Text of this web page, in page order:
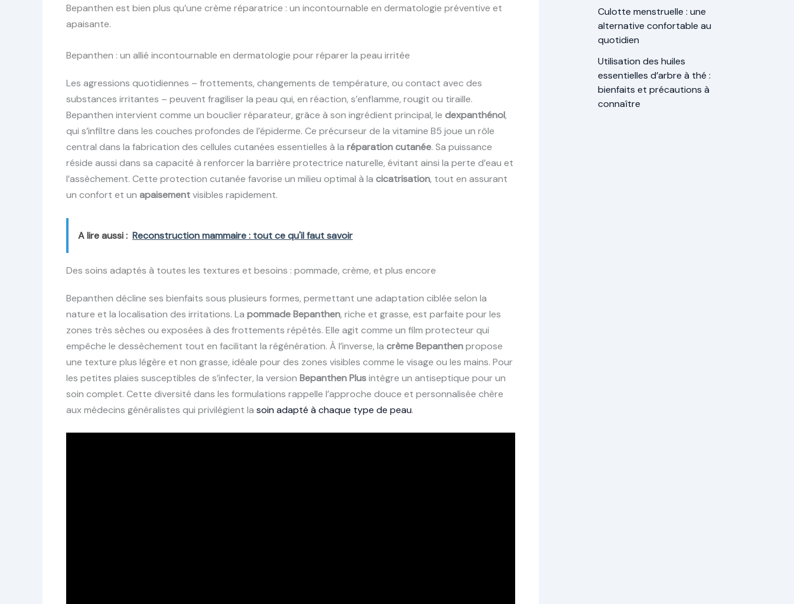
Bepanthen est bien plus qu’une crème réparatrice : un incontournable en dermatologie préventive et
apaisante.
Bepanthen : un allié incontournable en dermatologie pour réparer la peau irritée
Les agressions quotidiennes – frottements, changements de température, ou contact avec des
substances irritantes – peuvent fragiliser la peau qui, en réaction, s’enflamme, rougit ou tiraille.
Bepanthen intervient comme un bouclier réparateur, grâce à son ingrédient principal, le dexpanthénol,
qui s’infiltre dans les couches profondes de l’épiderme. Ce précurseur de la vitamine B5 joue un rôle
central dans la fabrication des cellules cutanées essentielles à la réparation cutanée. Sa puissance
réside aussi dans sa capacité à renforcer la barrière protectrice naturelle, évitant ainsi la perte d’eau et
l’assèchement. Cette protection cutanée favorise un milieu optimal à la cicatrisation, tout en assurant
un confort et un apaisementvisibles rapidement.
A lire aussi : Reconstruction mammaire : tout ce qu'il faut savoir
Des soins adaptés à toutes les textures et besoins : pommade, crème, et plus encore
Bepanthen décline ses bienfaits sous plusieurs formes, permettant une adaptation ciblée selon la
nature et la localisation des irritations. La pommade Bepanthen, riche et grasse, est parfaite pour les
zones très sèches ou exposées à des frottements répétés. Elle agit comme un film protecteur qui
empêche le dessèchement tout en facilitant la régénération. À l’inverse, la crème Bepanthenpropose
une texture plus légère et non grasse, idéale pour des zones visibles comme le visage ou les mains. Pour
les petites plaies susceptibles de s’infecter, la version Bepanthen Plusintègre un antiseptique pour un
soin complet. Cette diversité dans les formulations rappelle l’approche douce et personnalisée chère
aux médecins généralistes qui privilégient la soin adapté à chaque type de peau.
Culotte menstruelle : une
alternative confortable au
quotidien
Utilisation des huiles
essentielles d’arbre à thé :
bienfaits et précautions à
connaître